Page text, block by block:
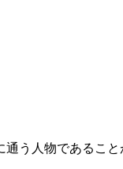
う人物であるこ